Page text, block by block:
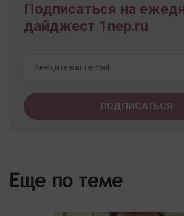
Подписаться на
дайджест 1nep.ru
Еще по теме